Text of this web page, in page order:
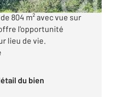
des plages, ce joli
804 m² avec vue sur
l'opportunité
lieu de vie.
du bien